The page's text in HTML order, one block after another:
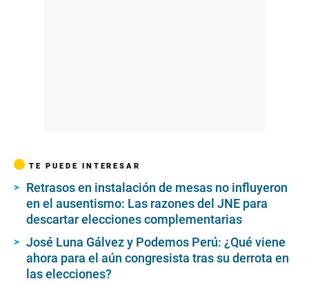
TE PUEDE INTERESAR
Retrasos en instalación de mesas no influyeron
en el ausentismo: Las razones del JNE para
descartar elecciones complementarias
José Luna Gálvez y Podemos Perú: ¿Qué viene
ahora para el aún congresista tras su derrota en
las elecciones?